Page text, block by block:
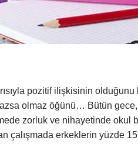
pozitif ilişkisinin
olmaz öğünü… Bütün
zorluk ve nihayetinde okul
çalışmada erkeklerin yüzde